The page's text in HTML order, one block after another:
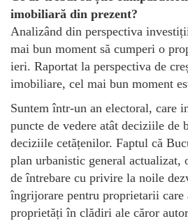
imobiliară din prezent?
Analizând din perspectiva
mai bun moment să cumperi o
ieri. Raportat la perspectiva de
imobiliare, cel mai bun moment
Suntem într-un an electoral, care
puncte de vedere atât deciziile de
deciziile cetățenilor. Faptul că
plan urbanistic general actualizat,
de întrebare cu privire la noile
îngrijorare pentru proprietarii care
proprietăți în clădiri ale căror